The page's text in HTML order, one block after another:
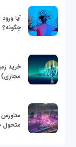
آیا
چگونه؟
مجازی)
متحول